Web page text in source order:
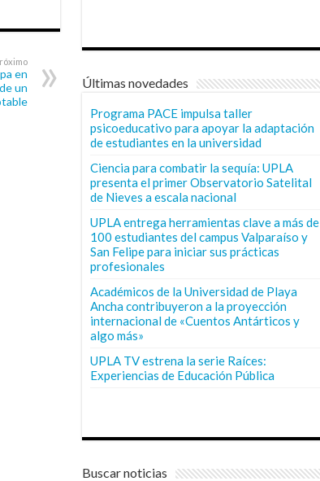
en
un
Últimas novedades
Programa PACE impulsa taller
psicoeducativo para apoyar la adaptación
de estudiantes en la universidad
Ciencia para combatir la sequía: UPLA
presenta el primer Observatorio Satelital
de Nieves a escala nacional
UPLA entrega herramientas clave a más de
100 estudiantes del campus Valparaíso y
San Felipe para iniciar sus prácticas
profesionales
Académicos de la Universidad de Playa
Ancha contribuyeron a la proyección
internacional de «Cuentos Antárticos y
algo más»
UPLA TV estrena la serie Raíces:
Experiencias de Educación Pública
Buscar noticias